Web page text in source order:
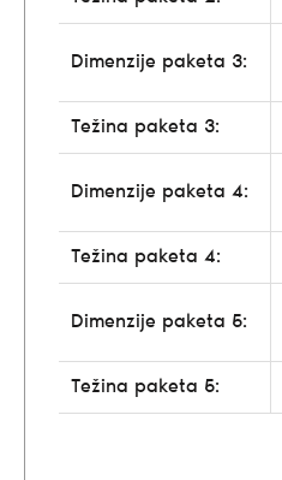
Dimenzije paketa 3:
Težina paketa 3:
Dimenzije paketa 4:
Težina paketa 4:
Dimenzije paketa 5:
Težina paketa 5: